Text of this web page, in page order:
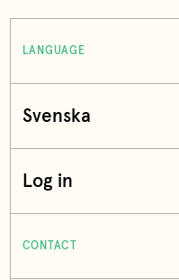
LANGUAGE
Svenska
Log in
CONTACT